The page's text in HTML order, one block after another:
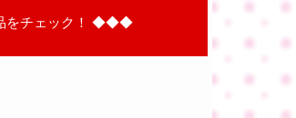
をチェック！ ◆◆◆